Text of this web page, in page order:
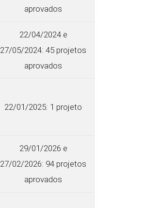
aprovados
22/04/2024 e
27/05/2024: 45 projetos
aprovados
22/01/2025: 1 projeto
29/01/2026 e
27/02/2026: 94 projetos
aprovados